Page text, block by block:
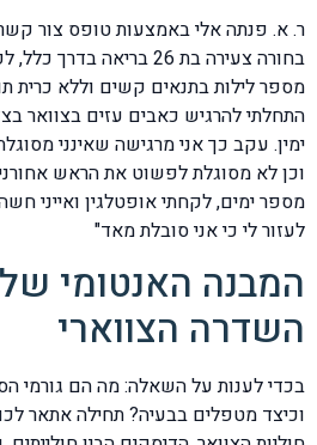
ר. א. פנתה אלי באמצעות טופס צור
בחורה צעירה בת 26 בריאה
מספר לילות בתנאים קשים וללא כרית
התחלתי להרגיש כאבים עזים בצוואר
ימין. עקב כך אני מרגישה שאינני
וכן לא מסוגלת לפשוט את הראש
מספר ימים, לקחתי אופטלגין ואייני
לעזור לי כי אני סובלת מאד"
המבנה האנטומי
השדרה הצווארי
בכדי לענות על השאלה: מה הם גורמי
וכיצד מטפלים בבעיה? תחילה אתאר